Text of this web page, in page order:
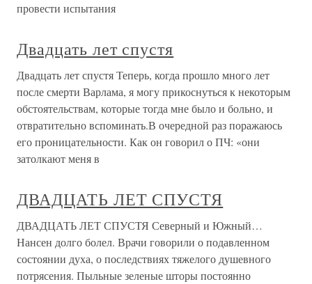
провести испытания
Двадцать лет спустя
Двадцать лет спустя Теперь, когда прошло много лет
после смерти Варлама, я могу прикоснуться к некоторым
обстоятельствам, которые тогда мне было и больно, и
отвратительно вспоминать.В очередной раз поражаюсь
его проницательности. Как он говорил о ПЧ: «они
затолкают меня в
ДВАДЦАТЬ ЛЕТ СПУСТЯ
ДВАДЦАТЬ ЛЕТ СПУСТЯ Северный и Южный…
Нансен долго болел. Врачи говорили о подавленном
состоянии духа, о последствиях тяжелого душевного
потрясения. Пыльные зеленые шторы постоянно